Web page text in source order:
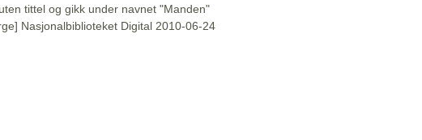
tittel og gikk under navnet "Manden"
Nasjonalbiblioteket Digital 2010-06-24